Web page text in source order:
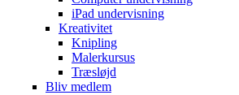
iPad undervisning
Kreativitet
Knipling
Malerkursus
Træsløjd
Bliv medlem